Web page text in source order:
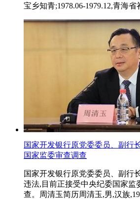
宝乡知青;1978.06-1979.12,青海
国家开发银行原党委委员、副行
国家监委审查调查
国家开发银行原党委委员、副行
违法,目前正接受中央纪委国家监
查。周清玉简历周清玉,男,汉族